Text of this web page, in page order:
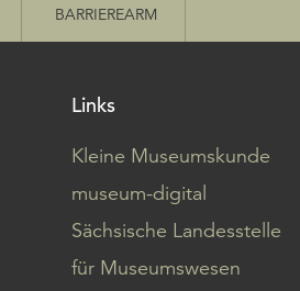
BARRIEREARM
Links
Kleine Museumskunde
museum-digital
Sächsische Landesstelle
für Museumswesen